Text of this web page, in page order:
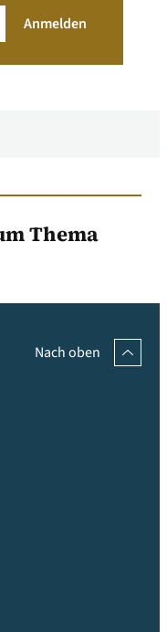
Anmelden
Thema
Nach oben